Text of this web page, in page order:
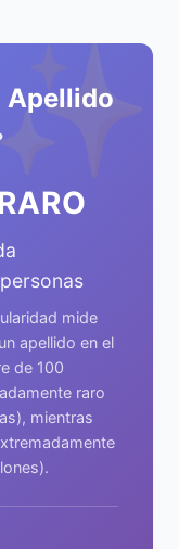
Apellido
mide
apellido en el
de 100
raro
mientras